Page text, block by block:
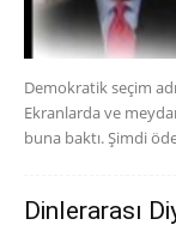
Demokratik seçim
Ekranlarda ve
buna baktı. Şimdi
Dinlerarası